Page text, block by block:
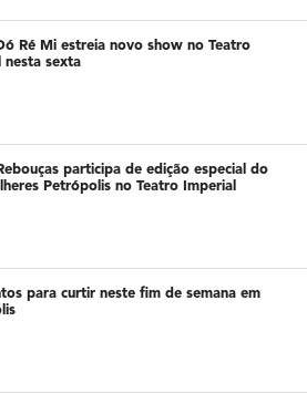
Ré Mi estreia novo show no Teatro
nesta sexta
participa de edição especial do
Petrópolis no Teatro Imperial
para curtir neste fim de semana em